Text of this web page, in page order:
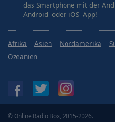
das Smartphone mit der
Android- oder iOS- App!
Afrika Asien Nordamerika
Ozeanien
© Online Radio Box, 2015-2026.